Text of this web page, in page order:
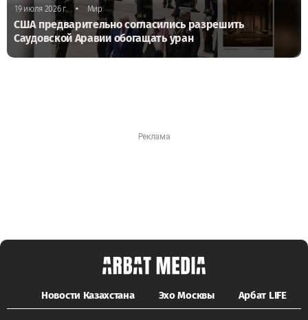
19 июля 2026 г. • Мир
США предварительно согласились разрешить
Саудовской Аравии обогащать уран
Новости Казахстана Эхо Москвы Арбат LIFE